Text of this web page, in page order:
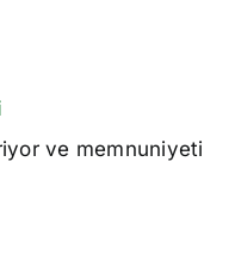
ve memnuniyeti